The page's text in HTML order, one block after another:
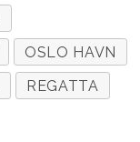
OSLO HAVN
REGATTA